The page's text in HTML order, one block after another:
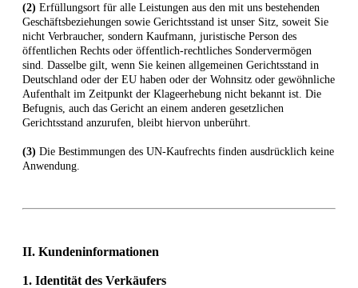
(2) Erfüllungsort für alle Leistungen aus den mit uns bestehenden
Geschäftsbeziehungen sowie Gerichtsstand ist unser Sitz, soweit Sie
nicht Verbraucher, sondern Kaufmann, juristische Person des
öffentlichen Rechts oder öffentlich-rechtliches Sondervermögen
sind. Dasselbe gilt, wenn Sie keinen allgemeinen Gerichtsstand in
Deutschland oder der EU haben oder der Wohnsitz oder gewöhnliche
Aufenthalt im Zeitpunkt der Klageerhebung nicht bekannt ist. Die
Befugnis, auch das Gericht an einem anderen gesetzlichen
Gerichtsstand anzurufen, bleibt hiervon unberührt.
(3) Die Bestimmungen des UN-Kaufrechts finden ausdrücklich keine
Anwendung.
II. Kundeninformationen
1. Identität des Verkäufers